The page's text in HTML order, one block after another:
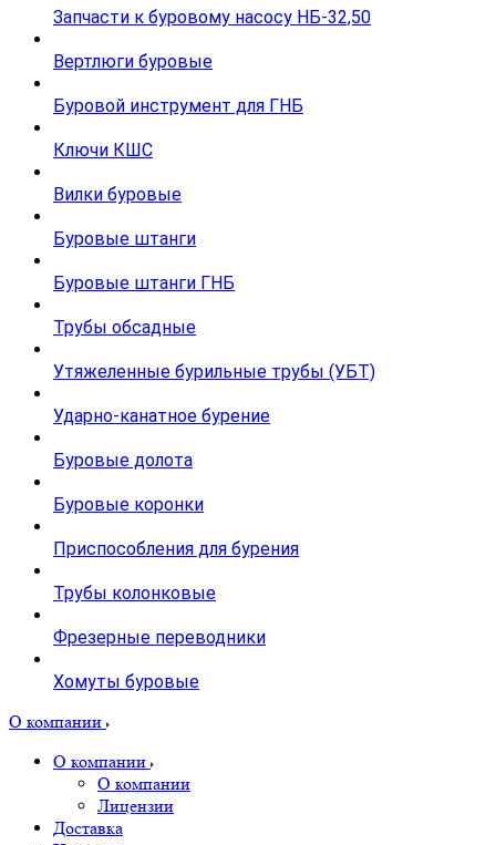
Запчасти к буровому насосу НБ-32,50
Вертлюги буровые
Буровой инструмент для ГНБ
Ключи КШС
Вилки буровые
Буровые штанги
Буровые штанги ГНБ
Трубы обсадные
Утяжеленные бурильные трубы (УБТ)
Ударно-канатное бурение
Буровые долота
Буровые коронки
Приспособления для бурения
Трубы колонковые
Фрезерные переводники
Хомуты буровые
О компании
О компании
О компании
Лицензии
Доставка